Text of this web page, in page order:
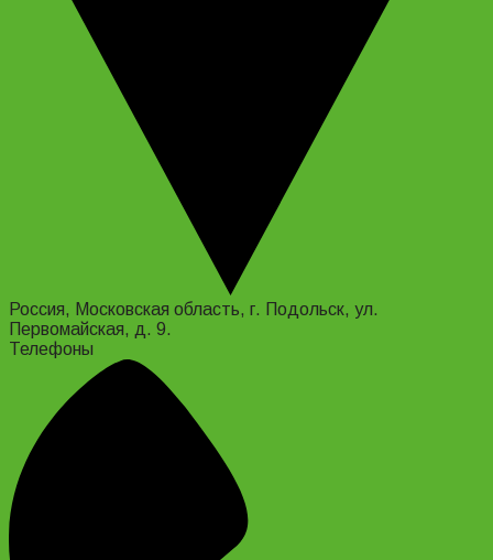
Россия, Московская область, г. Подольск, ул.
Первомайская, д. 9.
Телефоны